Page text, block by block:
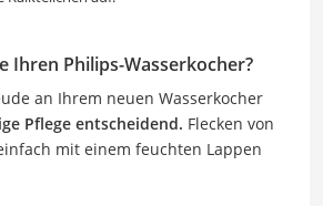
Ihren Philips-Wasserkocher?
an Ihrem neuen Wasserkocher
Pflege entscheidend. Flecken von
mit einem feuchten Lappen